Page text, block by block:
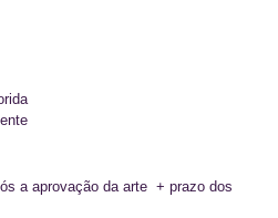
a aprovação da arte  + prazo dos